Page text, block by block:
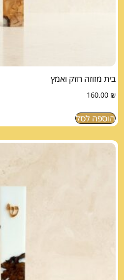
בית מזוזה חזק ואמץ
160.00 ₪
הוספה לסל